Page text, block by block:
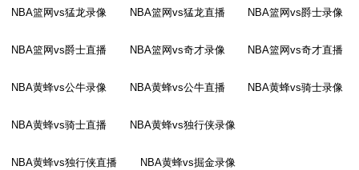
NBA篮网vs猛龙录像 NBA篮网vs猛龙直播 NBA篮网vs爵士录像
NBA篮网vs爵士直播 NBA篮网vs奇才录像 NBA篮网vs奇才直播
NBA黄蜂vs公牛录像 NBA黄蜂vs公牛直播 NBA黄蜂vs骑士录像
NBA黄蜂vs骑士直播 NBA黄蜂vs独行侠录像
NBA黄蜂vs独行侠直播 NBA黄蜂vs掘金录像